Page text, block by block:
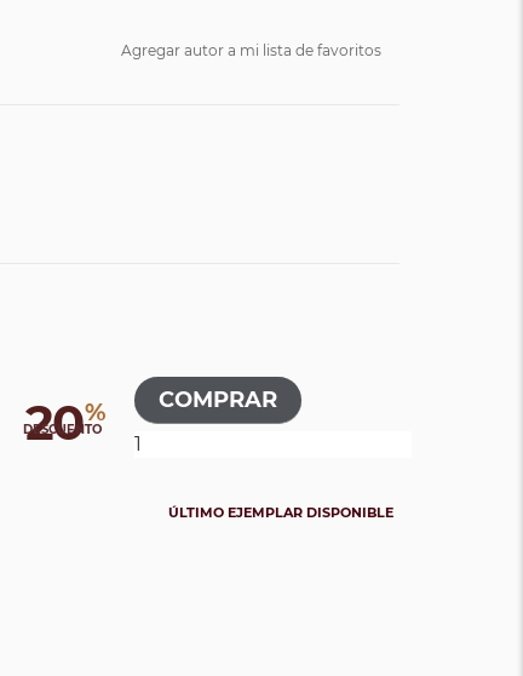
Agregar autor a mi lista de favoritos
20%
DESCUENTO
ÚLTIMO EJEMPLAR DISPONIBLE